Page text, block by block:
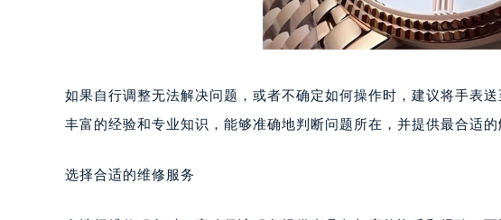
南宁市青秀区金湖路59号地王大厦12楼1224室（需
合肥市蜀山区潜山路111号万象城华润大厦B座12楼
青岛市南区山东路6号华润大厦B座22层04室（需提
烟台市芝罘区胜利路139号万达金融中心A座907室（
贵阳市南明区都司高架桥路33号亨特国际金融中心
如果自行调整无法解决问题，或者不确定如何操作时，建议将手表
丰富的经验和专业知识，能够准确地判断问题所在，并提供最合适的
选择合适的维修服务